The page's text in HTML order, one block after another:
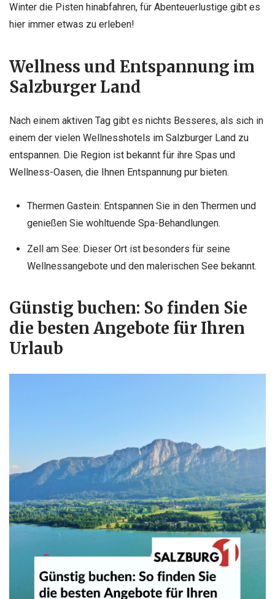
Winter die Pisten hinabfahren, für Abenteuerlustige gibt es
hier immer etwas zu erleben!
Wellness und Entspannung im
Salzburger Land
Nach einem aktiven Tag gibt es nichts Besseres, als sich in
einem der vielen Wellnesshotels im Salzburger Land zu
entspannen. Die Region ist bekannt für ihre Spas und
Wellness-Oasen, die Ihnen Entspannung pur bieten.
Thermen Gastein: Entspannen Sie in den Thermen und
genießen Sie wohltuende Spa-Behandlungen.
Zell am See: Dieser Ort ist besonders für seine
Wellnessangebote und den malerischen See bekannt.
Günstig buchen: So finden Sie
die besten Angebote für Ihren
Urlaub